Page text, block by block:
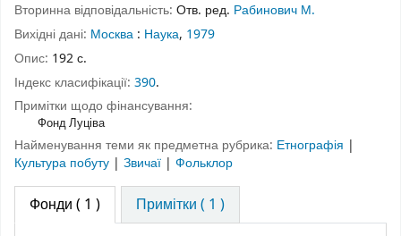
Вторинна відповідальність: Отв. ред. Рабинович М.
Вихідні дані: Москва : Наука, 1979
Опис: 192 с.
Індекс класифікації: 390.
Примітки щодо фінансування:
Фонд Луціва
Найменування теми як предметна рубрика: Етнографія |
Культура побуту | Звичаї | Фольклор
Фонди ( 1 ) Примітки ( 1 )